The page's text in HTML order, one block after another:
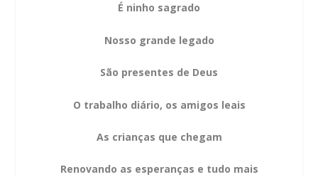
É ninho sagrado
Nosso grande legado
São presentes de Deus
O trabalho diário, os amigos leais
As crianças que chegam
Renovando as esperanças e tudo mais